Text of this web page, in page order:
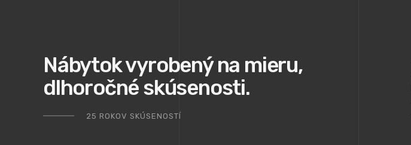
Nábytok vyrobený na mieru,
dlhoročné skúsenosti.
25 ROKOV SKÚSENOSTÍ